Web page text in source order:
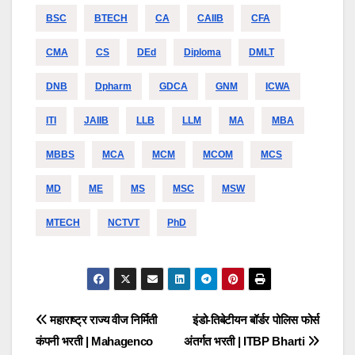
BSC BTECH CA CAIIB CFA
CMA CS DEd Diploma DMLT
DNB Dpharm GDCA GNM ICWA
ITI JAIIB LLB LLM MA MBA
MBBS MCA MCM MCOM MCS
MD ME MS MSC MSW
MTECH NCTVT PhD
Post
इंडो-तिबेटीयन बॉर्डर पोलिस फोर्स
अंतर्गत भरती | ITBP Bharti
महाराष्ट्र राज्य वीज निर्मिती
कंपनी भरती | Mahagenco